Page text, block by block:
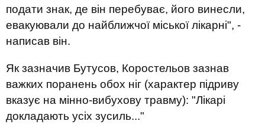
подати знак, де він перебуває, його винесли,
евакуювали до найближчої міської лікарні", -
написав він.
Як зазначив Бутусов, Коростельов зазнав
важких поранень обох ніг (характер підриву
вказує на мінно-вибухову травму): "Лікарі
докладають усіх зусиль..."